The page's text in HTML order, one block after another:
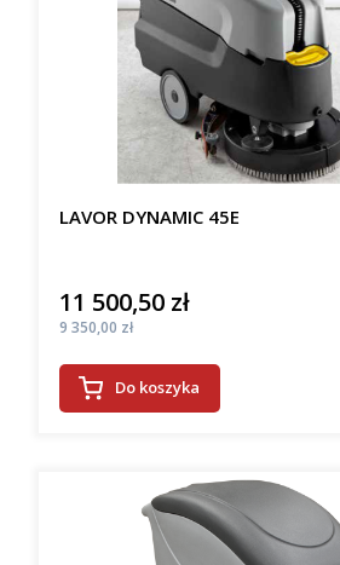
LAVOR DYNAMIC 45E
Cena
11 500,50 zł
Cena
9 350,00 zł
Do koszyka